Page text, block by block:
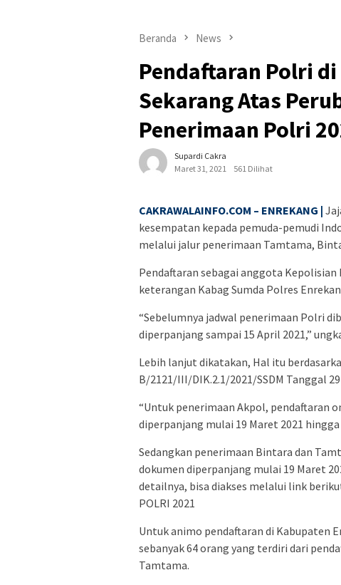
Beranda News
Pendaftaran Polri
Sekarang Atas
Penerimaan Polri
Supardi Cakra
Maret 31, 2021
561 Dilihat
CAKRAWALAINFO.COM – ENREKANG |
kesempatan kepada pemuda-pemudi
melalui jalur penerimaan Tamtama,
Pendaftaran sebagai anggota
keterangan Kabag Sumda Polres
“Sebelumnya jadwal penerimaan Polri
diperpanjang sampai 15 April 2021,”
Lebih lanjut dikatakan, Hal itu
B/2121/III/DIK.2.1/2021/SSDM Tanggal
“Untuk penerimaan Akpol, pendaftaran
diperpanjang mulai 19 Maret 2021 hingga
Sedangkan penerimaan Bintara dan
dokumen diperpanjang mulai 19 Maret
detailnya, bisa diakses melalui link
POLRI 2021
Untuk animo pendaftaran di Kabupaten
sebanyak 64 orang yang terdiri dari
Tamtama.